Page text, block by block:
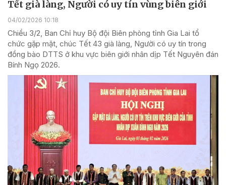
Tết già làng, Người có uy tín vùng biên giới
04/02/2026 10:18
Chiều 3/2, Ban Chỉ huy Bộ đội Biên phòng tỉnh Gia Lai tổ
chức gặp mặt, chúc Tết 43 già làng, Người có uy tín trong
đồng bào DTTS ở khu vực biên giới nhân dịp Tết Nguyên đán
Bính Ngọ 2026.